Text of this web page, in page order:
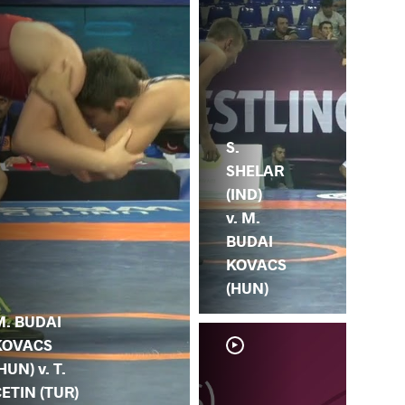
BUDAI
v. T.
(TUR)
S.
SHELAR
(IND)
v. M.
BUDAI
KOVACS
(HUN)